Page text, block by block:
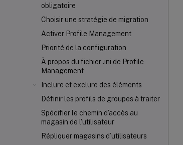
obligatoire
Choisir une stratégie de migration
Activer Profile Management
Priorité de la configuration
À propos du fichier .ini de Profile
Management
Inclure et exclure des éléments
Définir les profils de groupes à traiter
Spécifier le chemin d'accès au
magasin de l'utilisateur
Répliquer magasins d’utilisateurs